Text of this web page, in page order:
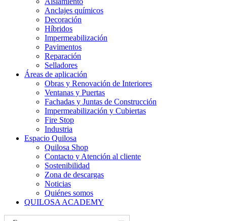
Anclajes químicos
Decoración
Híbridos
Impermeabilización
Pavimentos
Reparación
Selladores
Áreas de aplicación
Obras y Renovación de Interiores
Ventanas y Puertas
Fachadas y Juntas de Construcción
Impermeabilización y Cubiertas
Fire Stop
Industria
Espacio Quilosa
Quilosa Shop
Contacto y Atención al cliente
Sostenibilidad
Zona de descargas
Noticias
Quiénes somos
QUILOSA ACADEMY